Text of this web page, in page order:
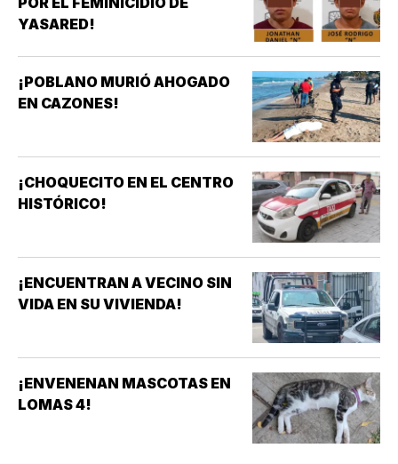
YASARED!
¡POBLANO MURIÓ AHOGADO
EN CAZONES!
¡CHOQUECITO EN EL CENTRO
HISTÓRICO!
¡ENCUENTRAN A VECINO SIN
VIDA EN SU VIVIENDA!
¡ENVENENAN MASCOTAS EN
LOMAS 4!